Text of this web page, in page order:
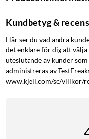
Uppslukande spel
Yeti Orbs inbyggda
med LIGHTSYNC för
FOKUSERAD PÅ
TOTAL G HUB-
Kundbetyg &
Här ser du vad andra
det enklare för dig att
uteslutande av kunder
administreras av
www.kjell.com/se/villkor/